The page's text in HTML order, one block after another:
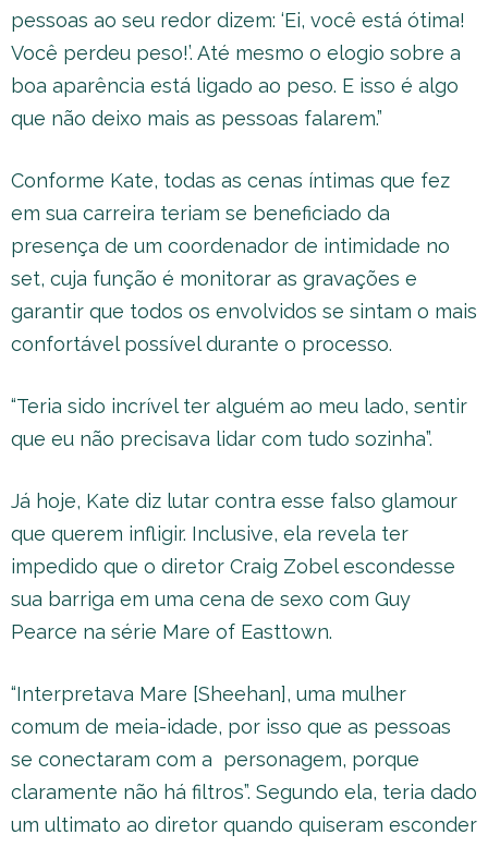
pessoas ao seu redor dizem: ‘Ei, você está ótima!
Você perdeu peso!’. Até mesmo o elogio sobre a
boa aparência está ligado ao peso. E isso é algo
que não deixo mais as pessoas falarem.”
Conforme Kate, todas as cenas íntimas que fez
em sua carreira teriam se beneficiado da
presença de um coordenador de intimidade no
set, cuja função é monitorar as gravações e
garantir que todos os envolvidos se sintam o mais
confortável possível durante o processo.
“Teria sido incrível ter alguém ao meu lado, sentir
que eu não precisava lidar com tudo sozinha”.
Já hoje, Kate diz lutar contra esse falso glamour
que querem infligir. Inclusive, ela revela ter
impedido que o diretor Craig Zobel escondesse
sua barriga em uma cena de sexo com Guy
Pearce na série Mare of Easttown.
“Interpretava Mare [Sheehan], uma mulher
comum de meia-idade, por isso que as pessoas
se conectaram com a personagem, porque
claramente não há filtros”. Segundo ela, teria dado
um ultimato ao diretor quando quiseram esconder